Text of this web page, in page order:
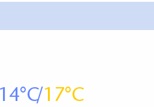
14 17